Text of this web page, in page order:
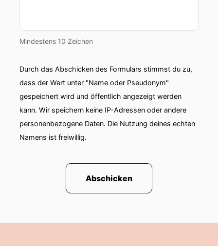
Mindestens 10 Zeichen
Durch das Abschicken des Formulars stimmst du zu,
dass der Wert unter "Name oder Pseudonym"
gespeichert wird und öffentlich angezeigt werden
kann. Wir speichern keine IP-Adressen oder andere
personenbezogene Daten. Die Nutzung deines echten
Namens ist freiwillig.
Abschicken